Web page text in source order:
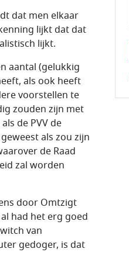
dat men elkaar
lijkt dat dat
lijkt.
aantal (gelukkig
als ook heeft
voorstellen te
zouden zijn met
de PVV de
als zou zijn
de Raad
zal worden
door Omtzigt
had het erg goed
van
gedoger, is dat